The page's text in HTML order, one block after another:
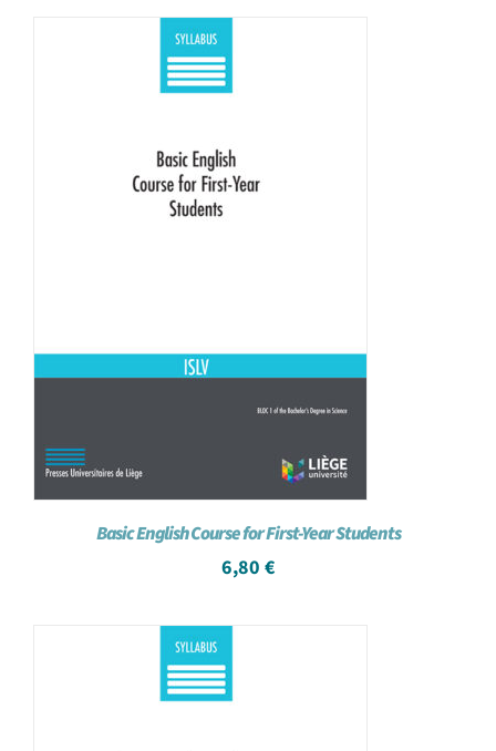
Basic English Course for First-Year Students
6,80 €